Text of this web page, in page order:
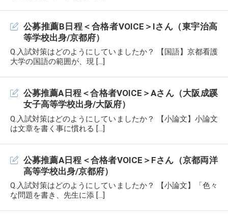
公募推薦B日程＜合格者VOICE＞Iさん（東宇治高
等学校出身/京都府）
Q.入試対策はどのようにしていましたか？ 【国語】京都看護
大学の国語の範囲が、現 […]
公募推薦A日程＜合格者VOICE＞Aさん（大阪成蹊
女子高等学校出身/大阪府）
Q.入試対策はどのようにしていましたか？ 【小論文】小論文
は文章を書く事に慣れる […]
公募推薦A日程＜合格者VOICE＞Fさん（京都両洋
高等学校出身/京都府）
Q.入試対策はどのようにしていましたか？ 【小論文】「色々
な問題を書き、先生に添 […]